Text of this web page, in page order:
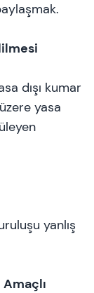
dışı kumar
yasa
yanlış
Amaçlı